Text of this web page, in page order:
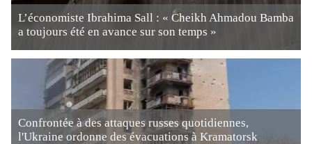
L’économiste Ibrahima Sall : « Cheikh Ahmadou Bamba
a toujours été en avance sur son temps »
Confrontée à des attaques russes quotidiennes,
l'Ukraine ordonne des évacuations à Kramatorsk